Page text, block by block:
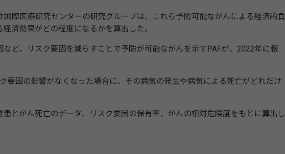
際医療研究センターの研究グループは、これら予防可能ながんによる経済的負
済効果がどの程度になるかを算出した。
ど、リスク要因を減らすことで予防が可能ながんを示すPAFが、2022年に報
要因の影響がなくなった場合に、その病気の発生や病気による死亡がどれだけ
とがん死亡のデータ、リスク要因の保有率、がんの相対危険度をもとに算出し